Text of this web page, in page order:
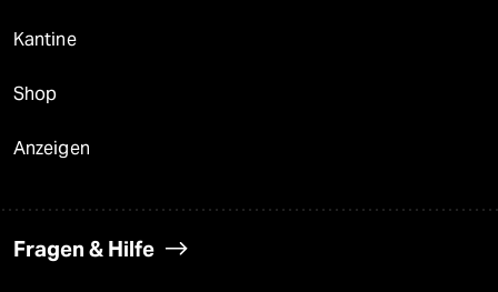
Kantine
Shop
Anzeigen
Fragen & Hilfe